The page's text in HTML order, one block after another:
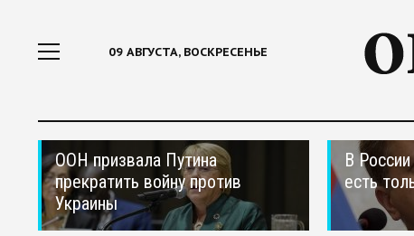
09 АВГУСТА, ВОСКРЕСЕНЬЕ
ООН призвала Путина
прекратить войну против
Украины
В
есть